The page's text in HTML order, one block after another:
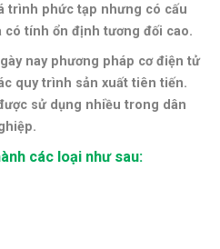
trình phức tạp nhưng có cấu
có tính ổn định tương đối cao.
nay phương pháp cơ điện tử
quy trình sản xuất tiên tiến.
sử dụng nhiều trong dân
các loại như sau: